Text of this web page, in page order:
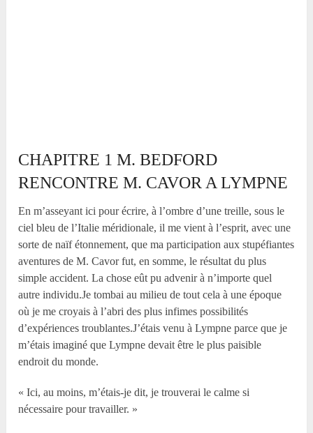
CHAPITRE 1 M. BEDFORD
RENCONTRE M. CAVOR A LYMPNE
En m’asseyant ici pour écrire, à l’ombre d’une treille, sous le
ciel bleu de l’Italie méridionale, il me vient à l’esprit, avec une
sorte de naïf étonnement, que ma participation aux stupéfiantes
aventures de M. Cavor fut, en somme, le résultat du plus
simple accident. La chose eût pu advenir à n’importe quel
autre individu.Je tombai au milieu de tout cela à une époque
où je me croyais à l’abri des plus infimes possibilités
d’expériences troublantes.J’étais venu à Lympne parce que je
m’étais imaginé que Lympne devait être le plus paisible
endroit du monde.
« Ici, au moins, m’étais-je dit, je trouverai le calme si
nécessaire pour travailler. »